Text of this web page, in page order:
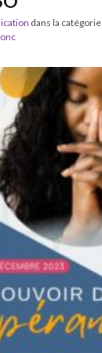
dans la catégorie